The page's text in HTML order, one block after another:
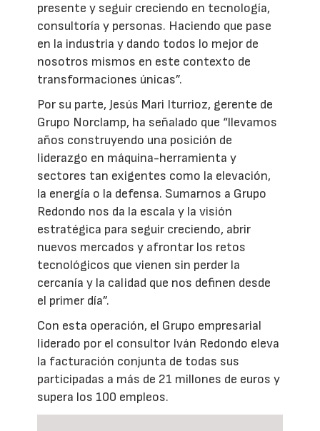
presente y seguir creciendo en tecnología,
consultoría y personas. Haciendo que pase
en la industria y dando todos lo mejor de
nosotros mismos en este contexto de
transformaciones únicas”.
Por su parte, Jesús Mari Iturrioz, gerente de
Grupo Norclamp, ha señalado que “llevamos
años construyendo una posición de
liderazgo en máquina-herramienta y
sectores tan exigentes como la elevación,
la energía o la defensa. Sumarnos a Grupo
Redondo nos da la escala y la visión
estratégica para seguir creciendo, abrir
nuevos mercados y afrontar los retos
tecnológicos que vienen sin perder la
cercanía y la calidad que nos definen desde
el primer día”.
Con esta operación, el Grupo empresarial
liderado por el consultor Iván Redondo eleva
la facturación conjunta de todas sus
participadas a más de 21 millones de euros y
supera los 100 empleos.